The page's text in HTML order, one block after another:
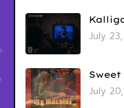
July
July